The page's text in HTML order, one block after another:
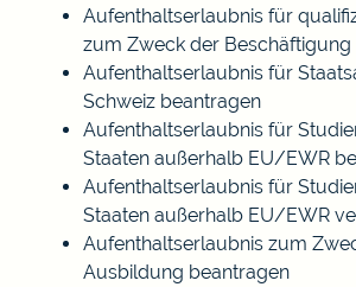
Aufenthaltserlaubnis für
zum Zweck der
Aufenthaltserlaubnis für
Schweiz beantragen
Aufenthaltserlaubnis für
Staaten außerhalb EU/EWR
Aufenthaltserlaubnis für
Staaten außerhalb EU/EWR
Aufenthaltserlaubnis zum
Ausbildung beantragen